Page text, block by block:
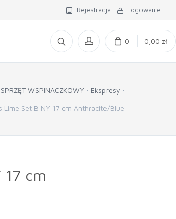
Rejestracja Logowanie
0 0,00 zł
SPRZĘT WSPINACZKOWY Ekspresy
Lime Set B NY 17 cm Anthracite/Blue
17 cm